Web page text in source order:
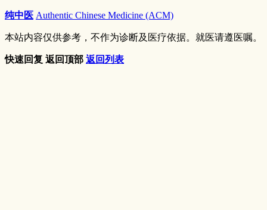
纯中医 Authentic Chinese Medicine (ACM)
本站内容仅供参考，不作为诊断及医疗依据。就医请遵医嘱。
快速回复 返回顶部 返回列表